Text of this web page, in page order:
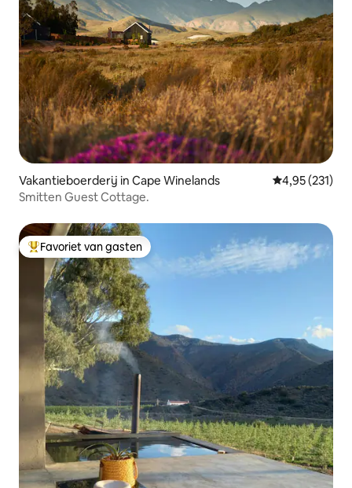
Vakantieboerderij in Cape Winelands Gemiddelde
4,95 (231)
Smitten Guest Cottage.
Topfavoriet van gasten
Favoriet van gasten